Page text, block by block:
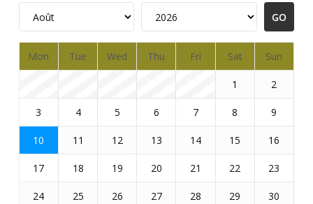
Mon Tue Wed Thu Fri Sat Sun
1 2
3 4 5 6 7 8 9
10 11 12 13 14 15 16
17 18 19 20 21 22 23
24 25 26 27 28 29 30